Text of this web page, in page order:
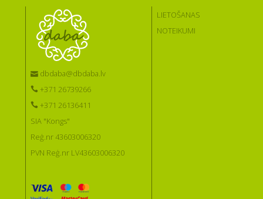
dbdaba@dbdaba.lv
+371 26739266
+371 26136411
SIA "Kongs"
Reģ.nr 43603006320
PVN Reģ.nr LV43603006320
LIETOŠANAS
NOTEIKUMI